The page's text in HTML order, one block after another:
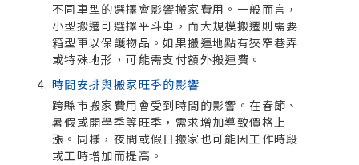
不同車型的選擇會影響搬家費用。一般而言，
小型搬遷可選擇平斗車，而大規模搬遷則需要
箱型車以保護物品。如果搬運地點有狹窄巷弄
或特殊地形，可能需支付額外搬運費。
時間安排與搬家旺季的影響
跨縣市搬家費用會受到時間的影響。在春節、
暑假或開學季等旺季，需求增加導致價格上
漲。同樣，夜間或假日搬家也可能因工作時段
或工時增加而提高。